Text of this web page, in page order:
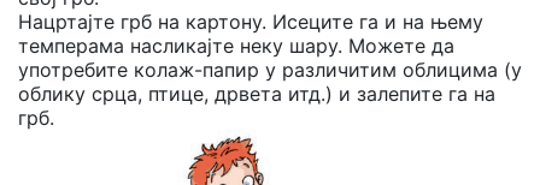
Нацртајте грб на картону. Исеците га и на њему
темперама насликајте неку шару. Можете да
употребите колаж-папир у различитим облицима (у
облику срца, птице, дрвета итд.) и залепите га на
грб.